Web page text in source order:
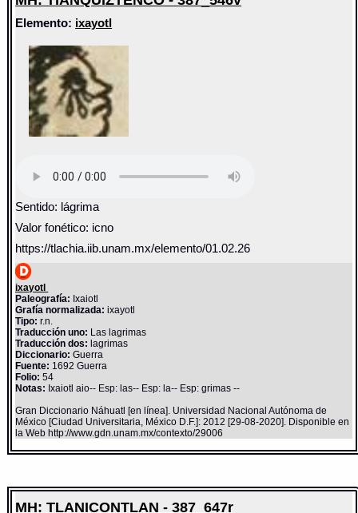
Elemento: ixayotl
Sentido: lágrima
Valor fonético: icno
https://tlachia.iib.unam.mx/elemento/01.02.26
ixayotl
Paleografía: Ixaiotl
Grafía normalizada: ixayotl
Tipo: r.n.
Traducción uno: Las lagrimas
Traducción dos: lagrimas
Diccionario:Guerra
Fuente: 1692 Guerra
Folio: 54
Notas: Ixaiotl aio-- Esp: las-- Esp: la-- Esp: grimas --
Gran Diccionario Náhuatl [en línea]. Universidad Nacional Autónoma de
México [Ciudad Universitaria, México D.F.]: 2012 [29-08-2020]. Disponible en
la Web http://www.gdn.unam.mx/contexto/29006
MH: TLANICONTLAN - 387_647r